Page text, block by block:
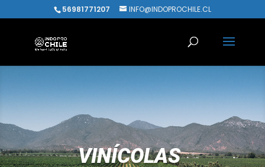
56981771207 INFO@INDOPROCHILE.CL
VINÍCOLAS